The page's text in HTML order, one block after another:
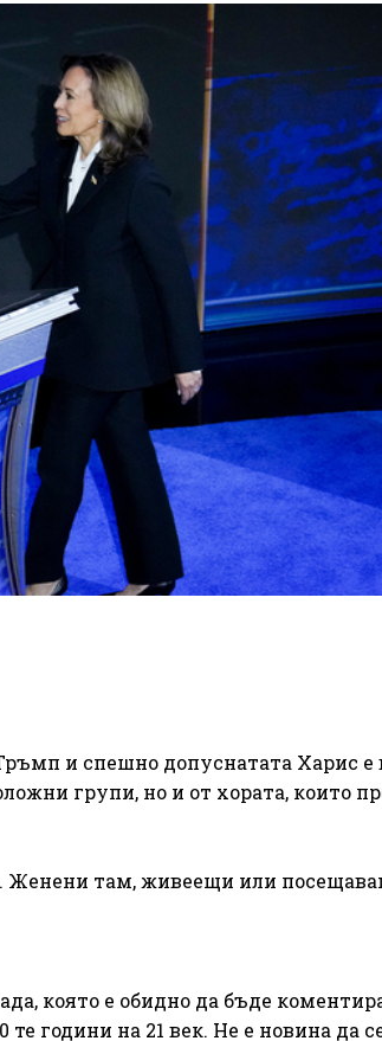
и спешно допуснатата Харис е
групи, но и от хората, които
Женени там, живеещи или
която е обидно да бъде
години на 21 век. Не е новина да